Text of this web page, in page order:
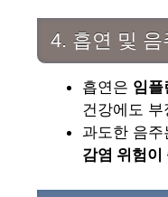
4. 흡연 및 음
흡연은 임플
건강에도
과도한 음주
감염 위험이